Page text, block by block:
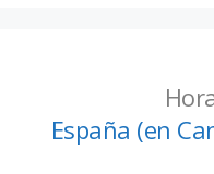
España (en